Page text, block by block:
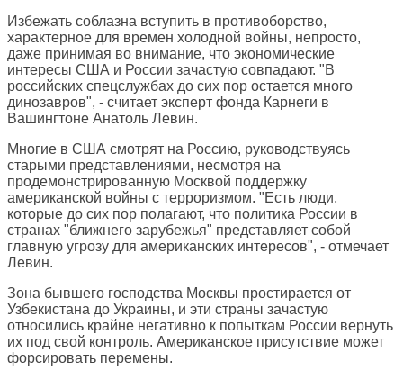
Избежать соблазна вступить в противоборство,
характерное для времен холодной войны, непросто,
даже принимая во внимание, что экономические
интересы США и России зачастую совпадают. "В
российских спецслужбах до сих пор остается много
динозавров", - считает эксперт фонда Карнеги в
Вашингтоне Анатоль Левин.
Многие в США смотрят на Россию, руководствуясь
старыми представлениями, несмотря на
продемонстрированную Москвой поддержку
американской войны с терроризмом. "Есть люди,
которые до сих пор полагают, что политика России в
странах "ближнего зарубежья" представляет собой
главную угрозу для американских интересов", - отмечает
Левин.
Зона бывшего господства Москвы простирается от
Узбекистана до Украины, и эти страны зачастую
относились крайне негативно к попыткам России вернуть
их под свой контроль. Американское присутствие может
форсировать перемены.